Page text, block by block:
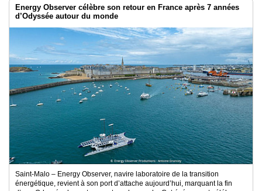
Energy Observer célèbre son retour en France après 7 années
d’Odyssée autour du monde
Saint-Malo – Energy Observer, navire laboratoire de la transition
énergétique, revient à son port d’attache aujourd’hui, marquant la fin